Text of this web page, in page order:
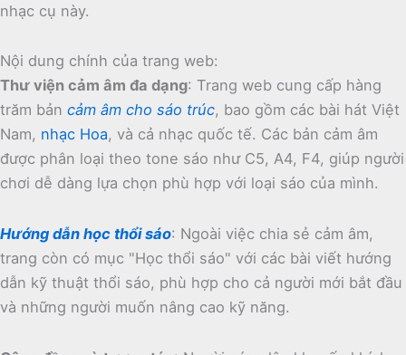
nhạc cụ này.
Nội dung chính của trang web:
Thư viện cảm âm đa dạng: Trang web cung cấp hàng
trăm bản cảm âm cho sáo trúc, bao gồm các bài hát Việt
Nam, nhạc Hoa, và cả nhạc quốc tế. Các bản cảm âm
được phân loại theo tone sáo như C5, A4, F4, giúp người
chơi dễ dàng lựa chọn phù hợp với loại sáo của mình.
Hướng dẫn học thổi sáo: Ngoài việc chia sẻ cảm âm,
trang còn có mục "Học thổi sáo" với các bài viết hướng
dẫn kỹ thuật thổi sáo, phù hợp cho cả người mới bắt đầu
và những người muốn nâng cao kỹ năng.